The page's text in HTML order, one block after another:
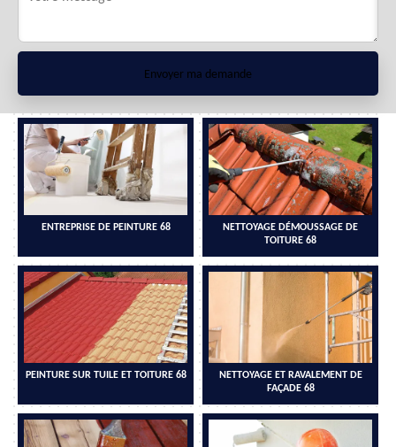
ENTREPRISE DE PEINTURE 68
NETTOYAGE DÉMOUSSAGE DE
TOITURE 68
PEINTURE SUR TUILE ET TOITURE 68
NETTOYAGE ET RAVALEMENT DE
FAÇADE 68